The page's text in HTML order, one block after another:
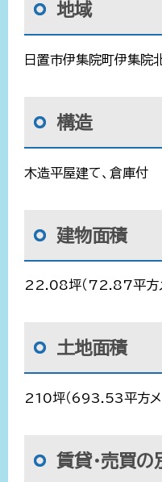
地域
日置市伊集院町伊集院
構造
木造平屋建て、倉庫付
建物面積
22.08坪（72.87平方メ
土地面積
210坪（693.53平方メ
賃貸・売買の